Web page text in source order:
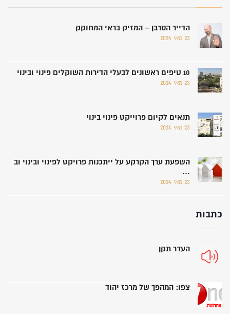
הדייר הסרבן – המזיק בראי המחוקק
23 מאי 2024
10 טיפים ראשונים לבעלי הדירות השוקלים פינוי ובינוי
23 מאי 2024
תנאים לקיום פרוייקט פינוי בינוי
23 מאי 2024
השפעת ערך הקרקע על ייתכנות פרויקט לפינוי ובינוי וב
...
23 מאי 2024
כתבות
העדר תקן
צפו: המהפך של מרכז יהוד